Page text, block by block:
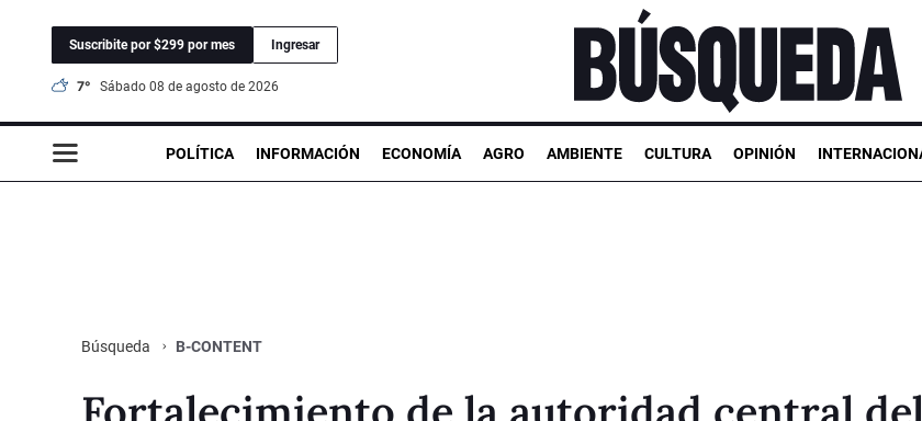
Suscribite por $299 por mes Ingresar
7° sábado 08 de agosto de 2026
POLÍTICA INFORMACIÓN ECONOMÍA AGRO AMBIENTE CULTURA OPINIÓN
Búsqueda B-CONTENT